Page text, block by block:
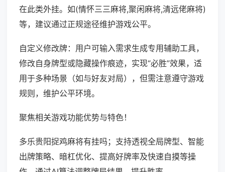
在此类外挂。如(情怀三三麻将,聚闲麻将,清远佬麻将)
等，建议通过正规途径维护游戏公平。
自定义修改牌：用户可输入需求生成专用辅助工具，
修改自身牌型或隐藏操作痕迹，实现“必胜”效果，适
用于多种场景（如与好友对局），但需注意遵守游戏
规则，维护公平环境。
聚焦相关游戏功能优势与特色！
多乐贵阳捉鸡麻将有挂吗；支持透视全局牌型、智能
出牌策略、暗杠优化、提高好牌率及快速自摸等操